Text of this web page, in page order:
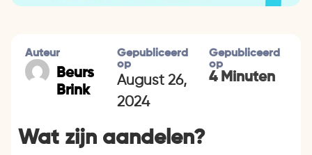
Auteur
Beurs
Brink
Gepubliceerd
op
August 26,
2024
Gepubliceerd
op
4 Minuten
Wat zijn aandelen?